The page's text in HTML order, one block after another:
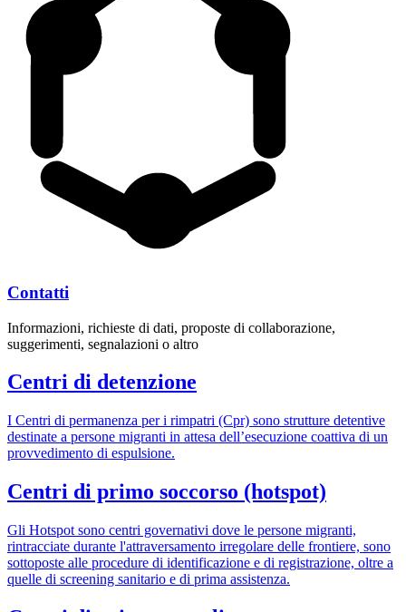
Contatti
Informazioni, richieste di dati, proposte di collaborazione,
suggerimenti, segnalazioni o altro
Centri di detenzione
I Centri di permanenza per i rimpatri (Cpr) sono strutture detentive
destinate a persone migranti in attesa dell’esecuzione coattiva di un
provvedimento di espulsione.
Centri di primo soccorso (hotspot)
Gli Hotspot sono centri governativi dove le persone migranti,
rintracciate durante l'attraversamento irregolare delle frontiere, sono
sottoposte alle procedure di identificazione e di registrazione, oltre a
quelle di screening sanitario e di prima assistenza.